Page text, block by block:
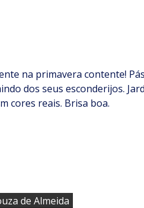
na primavera contente!
dos seus esconderijos.
cores reais. Brisa boa.
de Almeida